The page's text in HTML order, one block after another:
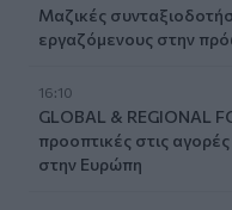
Μαζικές
εργαζόμενους στην
16:10
GLOBAL & REGIONAL
προοπτικές στις
στην Ευρώπη